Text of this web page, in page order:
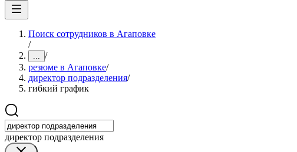
Поиск сотрудников в Агаповке
/
... /
резюме в Агаповке/
директор подразделения/
гибкий график
директор подразделения